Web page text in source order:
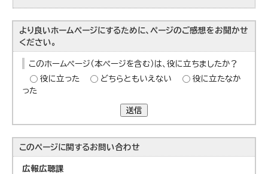
より良いホームページにするために、ページのご感想をお聞かせ
ください。
このホームページ（本ページを含む）は、役に立ちましたか？
役に立った
どちらともいえない
役に立たなか
った
送信
このページに関するお問い合わせ
広報広聴課